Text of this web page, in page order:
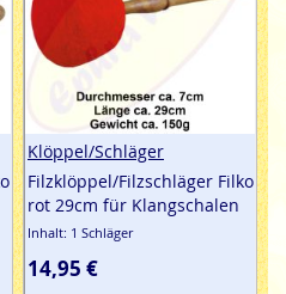
Klöppel/Schläger
Filzklöppel/Filzschläger Filko
rot 29cm für Klangschalen
Inhalt: 1 Schläger
14,95 €